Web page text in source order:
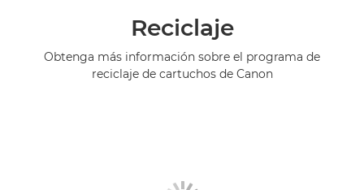
Reciclaje
Obtenga más información sobre el programa de
reciclaje de cartuchos de Canon